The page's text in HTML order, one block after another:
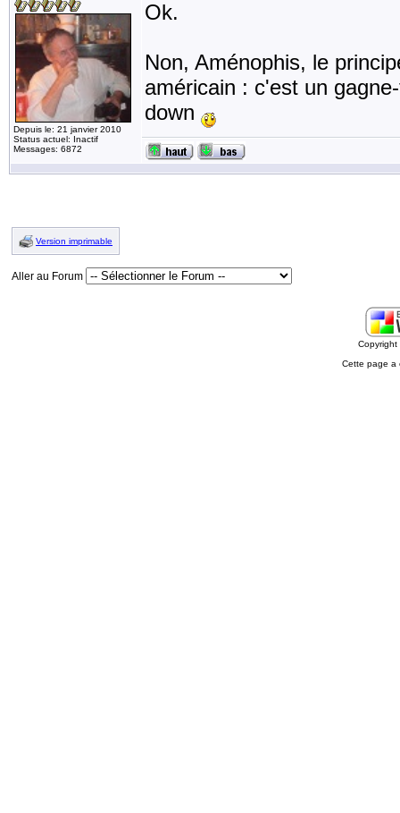
Depuis le: 21 janvier 2010
Status actuel: Inactif
Messages: 6872
Ok.
Non, Aménophis, le
américain : c'est un
down
Version imprimable
Aller au Forum
Cette page a